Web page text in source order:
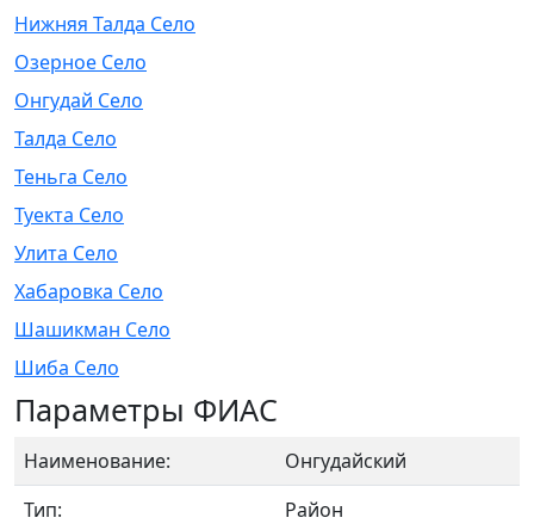
Нижняя Талда Село
Озерное Село
Онгудай Село
Талда Село
Теньга Село
Туекта Село
Улита Село
Хабаровка Село
Шашикман Село
Шиба Село
Параметры ФИАС
Наименование:
Онгудайский
Тип:
Район